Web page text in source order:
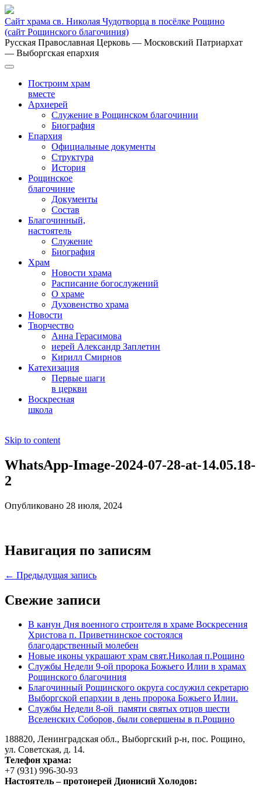
Сайт храма св. Николая Чудотворца в посёлке Рощино
(сайт Рощинского благочиния)
Русская Православная Церковь — Московский Патриархат
— Выборгская епархия
Построим храм
вместе
Архиерей
Служение в Рощинском благочинии
Биография
Епархия
Официальные документы
Структура
История
Рощинское
благочиние
Документы
Состав
Благочинный,
настоятель
Служение
Биография
Храм
Новости храма
Расписание богослужений
О храме
Духовенство храма
Новости
Творчество
Анна Герасимова
иерей Александр Заплетин
Кирилл Смирнов
Катехизация
Первые шаги
в церкви
Воскресная
школа
Skip to content
WhatsApp-Image-2024-07-28-at-14.05.18-
2
Опубликовано 28 июля, 2024
Навигация по записям
← Предыдущая запись
Свежие записи
В канун Дня военного строителя в храме Воскресения
Христова п. Приветнинское состоялся
благодарственный молебен
Новые иконы украшают храм свят.Николая п.Рощино
Службы Недели 9-ой пророка Божьего Илии в храмах
Рощинского благочиния
Благочинный Рощинского округа сослужил секретарю
Выборгской епархии в день пророка Божьего Илии.
Службы Недели 8-ой памяти святых отцов шести
Вселенских Соборов, были совершены в п.Рощино
188820, Ленинградская обл., Выборгский р-н, пос. Рощино,
ул. Советская, д. 14.
Телефон храма:
+7 (931) 996-30-93
Настоятель – протоиерей Дионисий Холодов: